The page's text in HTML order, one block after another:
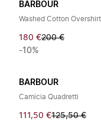
BARBOUR
Washed Cotton Overshirt
180 €200 €
-10%
BARBOUR
Camicia Quadretti
111,50 €125,50 €